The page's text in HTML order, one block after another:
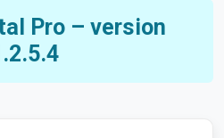
Pro – version